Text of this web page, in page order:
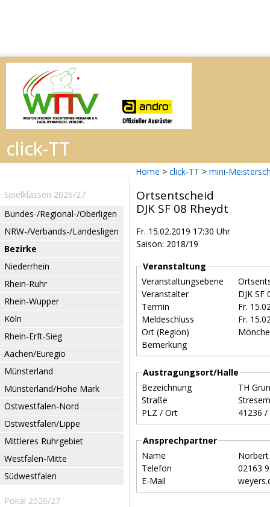
Home > click-TT > mini-
Spielklassen 2026/27
Bundes-/Regional-/Oberligen
NRW-/Verbands-/Landesligen
Bezirke
Niederrhein
Rhein-Ruhr
Rhein-Wupper
Köln
Rhein-Erft-Sieg
Aachen/Euregio
Münsterland
Münsterland/Hohe Mark
Ostwestfalen-Nord
Ostwestfalen/Lippe
Mittleres Ruhrgebiet
Westfalen-Mitte
Südwestfalen
Pokal 2026/27
Ortsentscheid
DJK SF 08 Rheydt
Fr. 15.02.2019 17:30 Uhr
Saison: 2018/19
Veranstaltung
Veranstaltungsebene
Veranstalter
DJK
Termin
Fr.
Meldeschluss
Fr.
Ort (Region)
Bemerkung
Austragungsort/Halle
Bezeichnung
TH
Straße
PLZ / Ort
Ansprechpartner
Name
Telefon
02163
E-Mail